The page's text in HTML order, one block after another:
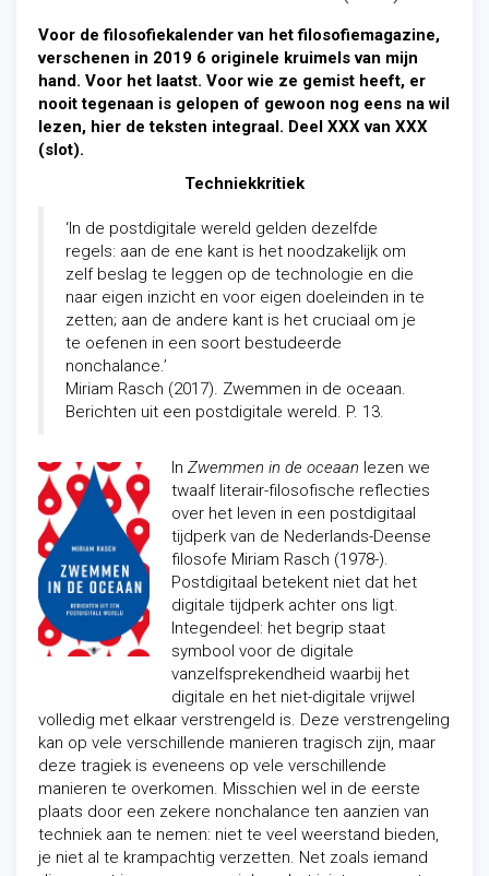
Voor de filosofiekalender van het filosofiemagazine,
verschenen in 2019 6 originele kruimels van mijn
hand. Voor het laatst. Voor wie ze gemist heeft, er
nooit tegenaan is gelopen of gewoon nog eens na wil
lezen, hier de teksten integraal. Deel XXX van XXX
(slot).
Techniekkritiek
‘In de postdigitale wereld gelden dezelfde
regels: aan de ene kant is het noodzakelijk om
zelf beslag te leggen op de technologie en die
naar eigen inzicht en voor eigen doeleinden in te
zetten; aan de andere kant is het cruciaal om je
te oefenen in een soort bestudeerde
nonchalance.’
Miriam Rasch (2017). Zwemmen in de oceaan.
Berichten uit een postdigitale wereld. P. 13.
In Zwemmen in de oceaan lezen we
twaalf literair-filosofische reflecties
over het leven in een postdigitaal
tijdperk van de Nederlands-Deense
filosofe Miriam Rasch (1978-).
Postdigitaal betekent niet dat het
digitale tijdperk achter ons ligt.
Integendeel: het begrip staat
symbool voor de digitale
vanzelfsprekendheid waarbij het
digitale en het niet-digitale vrijwel
volledig met elkaar verstrengeld is. Deze verstrengeling
kan op vele verschillende manieren tragisch zijn, maar
deze tragiek is eveneens op vele verschillende
manieren te overkomen. Misschien wel in de eerste
plaats door een zekere nonchalance ten aanzien van
techniek aan te nemen: niet te veel weerstand bieden,
je niet al te krampachtig verzetten. Net zoals iemand